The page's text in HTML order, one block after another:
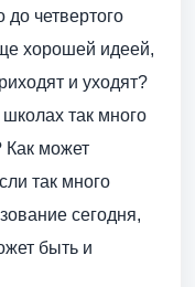
до четвертого
хорошей идеей,
и уходят?
так много
Как может
так много
сегодня,
быть и